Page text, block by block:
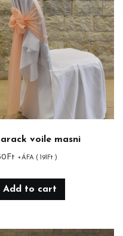
voile masni
Ft +ÁFA ( 191Ft )
Add to cart